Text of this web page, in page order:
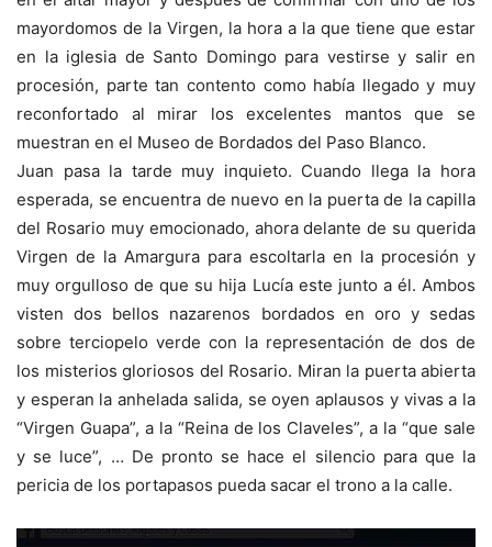
mayordomos de la Virgen, la hora a la que tiene que estar
en la iglesia de Santo Domingo para vestirse y salir en
procesión, parte tan contento como había llegado y muy
reconfortado al mirar los excelentes mantos que se
muestran en el Museo de Bordados del Paso Blanco.
Juan pasa la tarde muy inquieto. Cuando llega la hora
esperada, se encuentra de nuevo en la puerta de la capilla
del Rosario muy emocionado, ahora delante de su querida
Virgen de la Amargura para escoltarla en la procesión y
muy orgulloso de que su hija Lucía este junto a él. Ambos
visten dos bellos nazarenos bordados en oro y sedas
sobre terciopelo verde con la representación de dos de
los misterios gloriosos del Rosario. Miran la puerta abierta
y esperan la anhelada salida, se oyen aplausos y vivas a la
“Virgen Guapa”, a la “Reina de los Claveles”, a la “que sale
y se luce”, … De pronto se hace el silencio para que la
pericia de los portapasos pueda sacar el trono a la calle.